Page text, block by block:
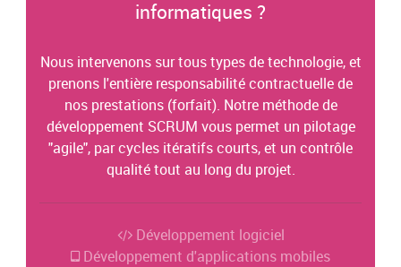
informatiques ?
Nous intervenons sur tous types de technologie, et
prenons l'entière responsabilité contractuelle de
nos prestations (forfait). Notre méthode de
développement SCRUM vous permet un pilotage
"agile", par cycles itératifs courts, et un contrôle
qualité tout au long du projet.
Développement logiciel
Développement d'applications mobiles